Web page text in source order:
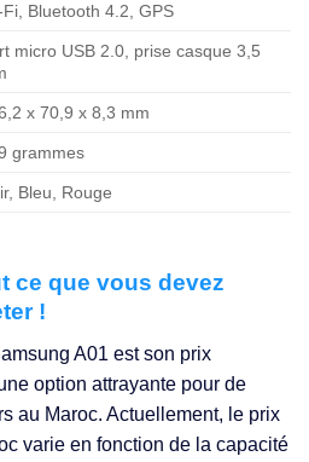
Fi, Bluetooth 4.2, GPS
micro USB 2.0, prise casque 3,5
x 70,9 x 8,3 mm
grammes
Bleu, Rouge
ce que vous devez
!
A01 est son prix
option attrayante pour de
au Maroc. Actuellement, le prix
varie en fonction de la capacité